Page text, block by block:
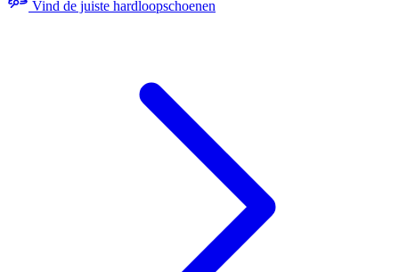
Vind de juiste hardloopschoenen